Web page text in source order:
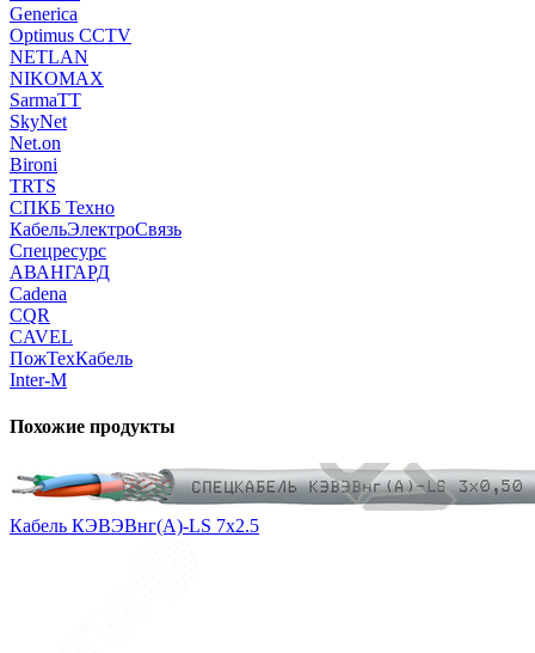
Generica
Optimus CCTV
NETLAN
NIKOMAX
SarmaTT
SkyNet
Net.on
Bironi
TRTS
СПКБ Техно
КабельЭлектроСвязь
Спецресурс
АВАНГАРД
Cadena
CQR
CAVEL
ПожТехКабель
Inter-M
Похожие продукты
Кабель КЭВЭВнг(А)-LS 7х2.5